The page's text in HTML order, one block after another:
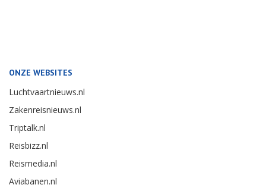
ONZE WEBSITES
Luchtvaartnieuws.nl
Zakenreisnieuws.nl
Triptalk.nl
Reisbizz.nl
Reismedia.nl
Aviabanen.nl